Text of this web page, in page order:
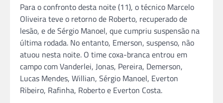
Para o confronto desta noite (11), o técnico Marcelo
Oliveira teve o retorno de Roberto, recuperado de
lesão, e de Sérgio Manoel, que cumpriu suspensão na
última rodada. No entanto, Emerson, suspenso, não
atuou nesta noite. O time coxa-branca entrou em
campo com Vanderlei, Jonas, Pereira, Demerson,
Lucas Mendes, Willian, Sérgio Manoel, Everton
Ribeiro, Rafinha, Roberto e Everton Costa.